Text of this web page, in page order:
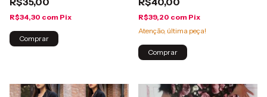
R$34,30 com Pix
Comprar
R$39,20 com Pix
Atenção, última peça!
Comprar